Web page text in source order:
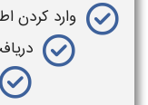
وارد کردن